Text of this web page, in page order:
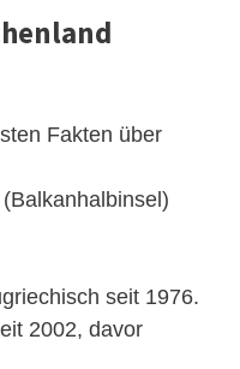
Fakten über
seit 1976.
2002, davor